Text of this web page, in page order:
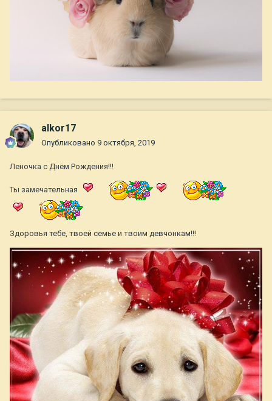
alkor17
Опубликовано 9 октября, 2019
Леночка с Днём Рождения!!!
Ты замечательная
Здоровья тебе, твоей семье и твоим девчонкам!!!